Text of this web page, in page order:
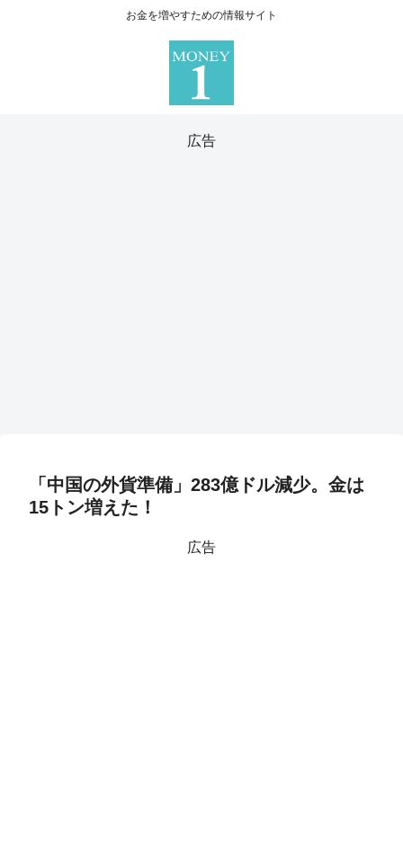
お金を増やすための情報サイト
広告
「中国の外貨準備」283億ドル減少。金は
15トン増えた！
広告